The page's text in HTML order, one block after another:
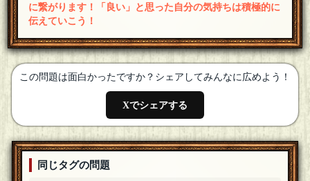
に繋がります！「良い」と思った自分の気持ちは積極的に
伝えていこう！
この問題は面白かったですか？シェアしてみんなに広めよう！
Xでシェアする
同じタグの問題